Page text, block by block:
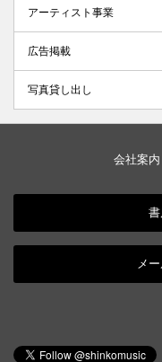
アーティスト事業
広告掲載
写真貸し出し
会社案内
メ